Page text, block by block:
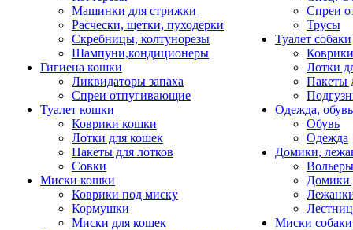
Машинки для стрижки
Расчески, щетки, пуходерки
Скребницы, колтунорезы
Шампуни,кондиционеры
Гигиена кошки
Ликвидаторы запаха
Спреи отпугивающие
Туалет кошки
Коврики кошки
Лотки для кошек
Пакеты для лотков
Совки
Миски кошки
Коврики под миску
Кормушки
Миски для кошек
Спреи
Трусы
Туалет собаки
Коврики
Лотки
Пакеты
Одежда, обувь
Обувь
Одежда
Домики,
Домики
Миски собаки